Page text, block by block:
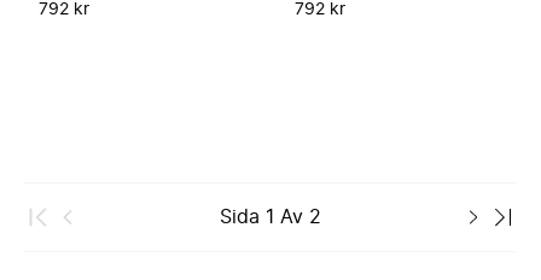
792 kr 792 kr
Sida 1 Av 2